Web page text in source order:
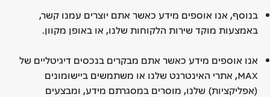
בנוסף, אנו אוספים מידע כאשר אתם יוצרים עמנו קשר,
באמצעות מוקד שירות הלקוחות שלנו, או באופן מקוון.
אנו אוספים מידע כאשר אתם מבקרים בנכסים דיגיטליים של
MAX, אתרי האינטרנט שלנו או משתמשים ביישומונים
(אפליקציות) שלנו, מוסרים במסגרתם מידע, ומבצעים